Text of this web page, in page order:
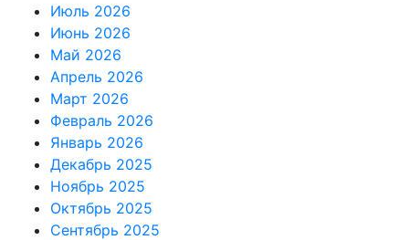
Июль 2026
Июнь 2026
Май 2026
Апрель 2026
Март 2026
Февраль 2026
Январь 2026
Декабрь 2025
Ноябрь 2025
Октябрь 2025
Сентябрь 2025